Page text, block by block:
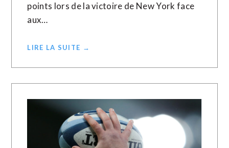
points lors de la victoire de New York face
aux…
LIRE LA SUITE →